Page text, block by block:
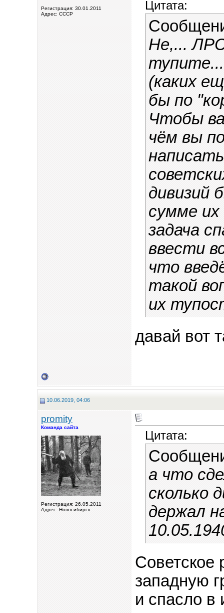
Регистрация: 30.01.2011
Адрес: СССР
Цитата:
Не,...
(каких
бы по
Чтобы
чём вы
дивизий
сумме
задача
ввести
что
такой
их
давай вот
10.06.2019, 04:06
promity
Команда сайта
Регистрация: 26.05.2011
Адрес: Новосибирск
Цитата:
а что
сколько
держал
Советское
западную
и спасло в